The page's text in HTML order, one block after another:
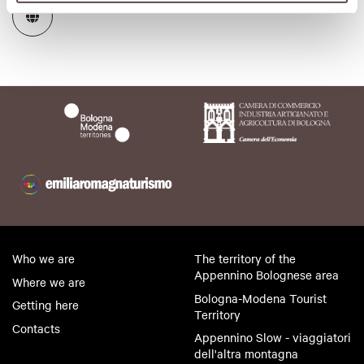
Who we are
Where we are
Getting here
Contacts
The territory of the
Appennino Bolognese area
Bologna-Modena Tourist
Territory
Appennino Slow - viaggiatori
dell'altra montagna